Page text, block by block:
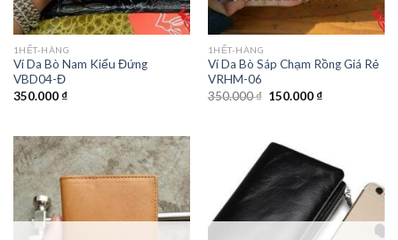
1HẾT-HÀNG
Ví Da Bò Nam Kiểu Đứng
VBD04-Đ
350.000₫
1HẾT-HÀNG
Ví Da Bò Sáp Chạm Rồng Giá Rẻ
VRHM-06
350.000₫ 150.000₫